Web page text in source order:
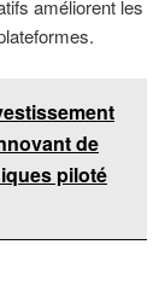
améliorent les
de
piloté